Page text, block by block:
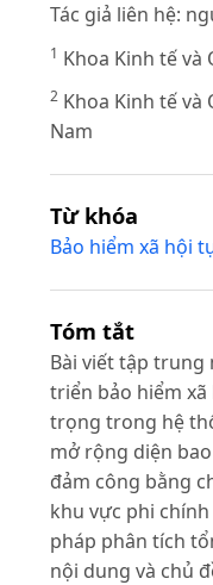
Tác giả liên hệ:
1 Khoa Kinh tế
2 Khoa Kinh tế và
Nam
Từ khóa
Bảo hiểm xã hội
Tóm tắt
Bài viết tập trung
triển bảo hiểm
trọng trong hệ
mở rộng diện
đảm công bằng
khu vực phi
pháp phân tích
nội dung và chủ